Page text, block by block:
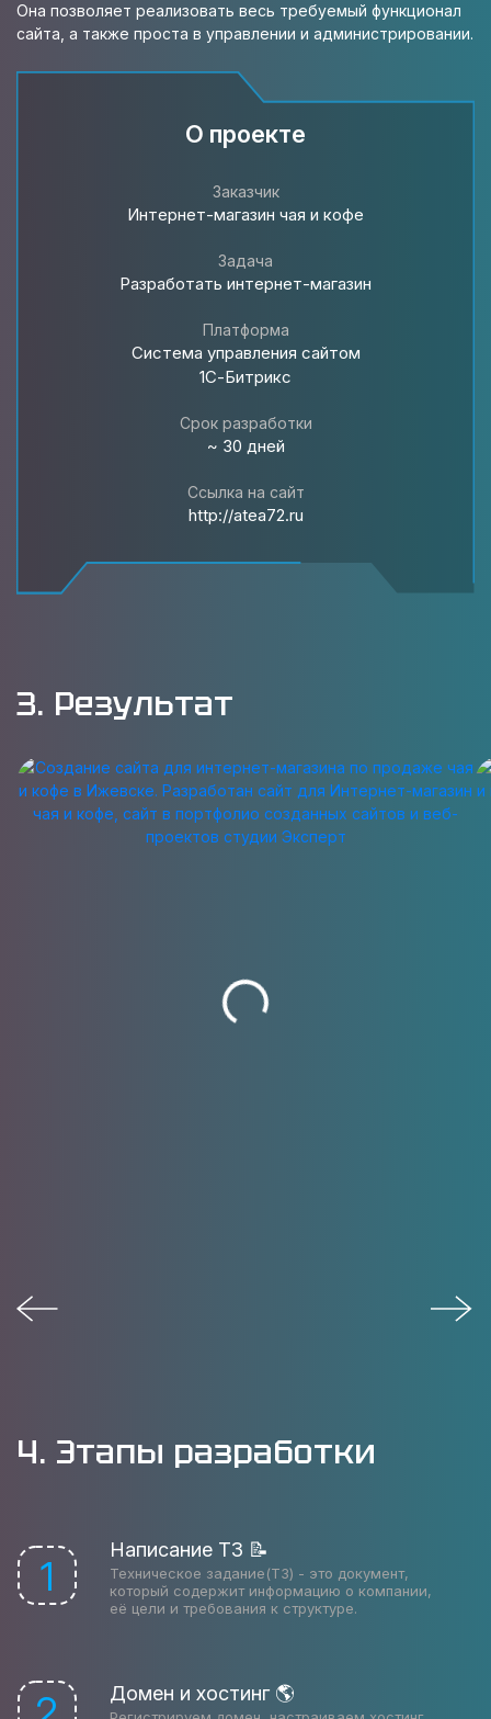
Она позволяет реализовать весь требуемый функционал
сайта, а также проста в управлении и администрировании.
О проекте
Заказчик
Интернет-магазин чая и кофе
Задача
Разработать интернет-магазин
Платформа
Система управления сайтом
1С-Битрикс
Срок разработки
~ 30 дней
Ссылка на сайт
http://atea72.ru
3. Результат
4. Этапы разработки
1
Написание ТЗ 📝
Техническое задание(ТЗ) - это документ,
который содержит информацию о компании,
её цели и требования к структуре.
Домен и хостинг 🌎